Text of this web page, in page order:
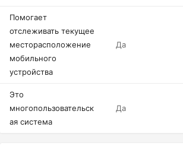
Помогает
отслеживать текущее
месторасположение
мобильного
устройства
Да
Это
многопользовательск
ая система
Да